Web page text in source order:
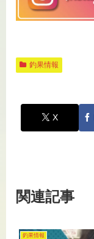
釣果情報
X
関連記事
釣果情報